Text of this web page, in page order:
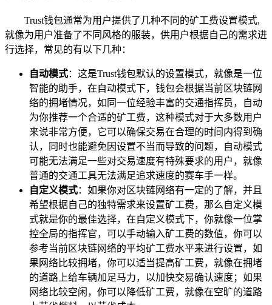
Trust钱包通常为用户提供了几种不同的矿工费设置模式,
就像为用户准备了不同风格的服装，供用户根据自己的需求进
行选择，常见的有以下几种：
自动模式：这是Trust钱包默认的设置模式，就像是一位
智能的助手，在自动模式下，钱包会根据当前区块链网
络的拥堵情况，如同一位经验丰富的交通指挥员，自动
为你推荐一个合适的矿工费，这种模式对于大多数用户
来说非常方便，它可以确保交易在合理的时间内得到确
认，同时也能避免因设置不当而导致的问题，自动模式
可能无法满足一些对交易速度有特殊要求的用户，就像
普通的交通工具无法满足追求速度的赛车手一样。
自定义模式：如果你对区块链网络有一定的了解，并且
希望根据自己的独特需求来设置矿工费，那么自定义模
式就是你的最佳选择，在自定义模式下，你就像一位掌
控全局的指挥官，可以手动输入矿工费的数值，你可以
参考当前区块链网络的平均矿工费水平来进行设置，如
果网络比较拥堵，你可以适当提高矿工费，就像在拥堵
的道路上给车辆加足马力，以加快交易确认速度；如果
网络比较空闲，你可以降低矿工费，就像在空旷的道路